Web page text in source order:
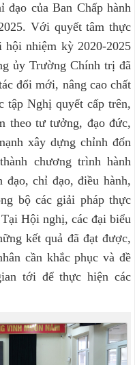
đạo của Ban Chấp hành
Với quyết tâm thực
nhiệm kỳ 2020-2025
ủy Trường Chính trị đã
đổi mới, nâng cao chất
tập Nghị quyết cấp trên,
theo tư tưởng, đạo đức,
xây dựng chỉnh đốn
chương trình hành
đạo, chỉ đạo, điều hành,
bộ các giải pháp thực
Hội nghị, các đại biểu
kết quả đã đạt được,
cần khắc phục và đề
tới để thực hiện các